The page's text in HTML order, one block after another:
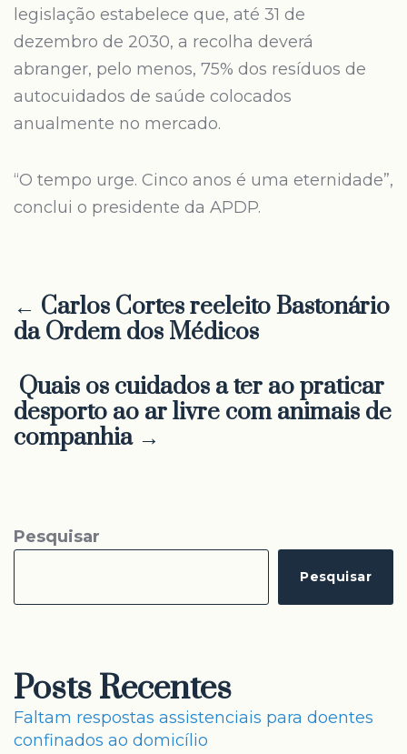
legislação estabelece que, até 31 de
dezembro de 2030, a recolha deverá
abranger, pelo menos, 75% dos resíduos de
autocuidados de saúde colocados
anualmente no mercado.
“O tempo urge. Cinco anos é uma eternidade”,
conclui o presidente da APDP.
← Carlos Cortes reeleito Bastonário
da Ordem dos Médicos
Quais os cuidados a ter ao praticar
desporto ao ar livre com animais de
companhia →
Pesquisar
Pesquisar
Posts Recentes
Faltam respostas assistenciais para doentes
confinados ao domicílio